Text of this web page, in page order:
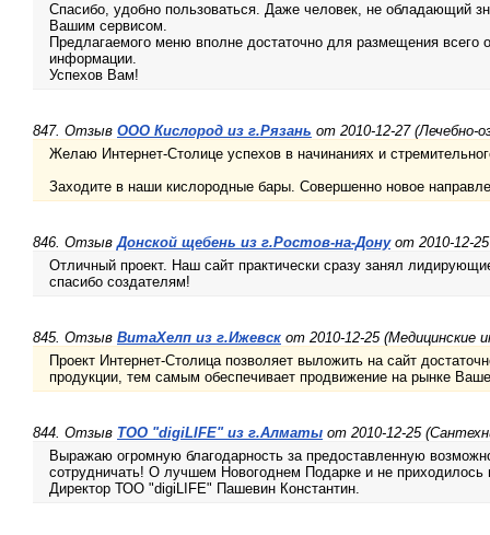
Спасибо, удобно пользоваться. Даже человек, не обладающий
Вашим сервисом.
Предлагаемого меню вполне достаточно для размещения всего
информации.
Успехов Вам!
847. Отзыв ООО Кислород из г.Рязань от 2010-12-27 (Лечебно-
Желаю Интернет-Столице успехов в начинаниях и
Заходите в наши кислородные бары. Совершенно новое
846. ОтзывДонской щебень из г.Ростов-на-Донуот 2010-12-
Отличный проект. Наш сайт практически сразу занял
спасибо создателям!
845. Отзыв ВитаХелп из г.Ижевск от 2010-12-25 (Медицинские
Проект Интернет-Столица позволяет выложить на сайт
продукции, тем самым обеспечивает продвижение на рынке
844. Отзыв ТОО "digiLIFE" из г.Алматы от 2010-12-25
Выражаю огромную благодарность за предоставленную
сотрудничать! О лучшем Новогоднем Подарке и не
Директор ТОО "digiLIFE" Пашевин Константин.